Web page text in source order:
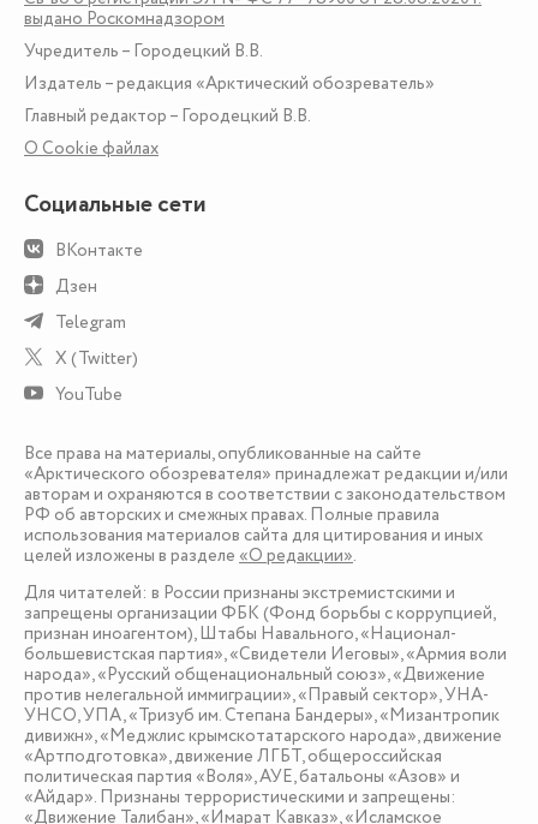
выдано Роскомнадзором
Учредитель – Городецкий В.В.
Издатель – редакция «Арктический обозреватель»
Главный редактор – Городецкий В.В.
О Сookie файлах
Социальные сети
ВКонтакте
Дзен
Telegram
X (Twitter)
YouTube
Все права на материалы, опубликованные на сайте
«Арктического обозревателя» принадлежат редакции и/или
авторам и охраняются в соответствии с законодательством
РФ об авторских и смежных правах. Полные правила
использования материалов сайта для цитирования и иных
целей изложены в разделе «О редакции».
Для читателей: в России признаны экстремистскими и
запрещены организации ФБК (Фонд борьбы с коррупцией,
признан иноагентом), Штабы Навального, «Национал-
большевистская партия», «Свидетели Иеговы», «Армия воли
народа», «Русский общенациональный союз», «Движение
против нелегальной иммиграции», «Правый сектор», УНА-
УНСО, УПА, «Тризуб им. Степана Бандеры», «Мизантропик
дивижн», «Меджлис крымскотатарского народа», движение
«Артподготовка», движение ЛГБТ, общероссийская
политическая партия «Воля», АУЕ, батальоны «Азов» и
«Айдар». Признаны террористическими и запрещены:
«Движение Талибан», «Имарат Кавказ», «Исламское